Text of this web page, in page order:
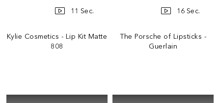
11 Sec.
Kylie Cosmetics - Lip Kit Matte
808
16 Sec.
The Porsche of Lipsticks -
Guerlain